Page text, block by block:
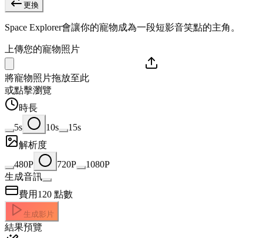
更換
Space Explorer會讓你的寵物成為一段短影音笑點的主角。
上傳您的寵物照片
將寵物照片拖放至此
或點擊瀏覽
時長
5s
10s
15s
解析度
480P
720P
1080P
生成音訊
費用 120 點數
生成影片
結果預覽